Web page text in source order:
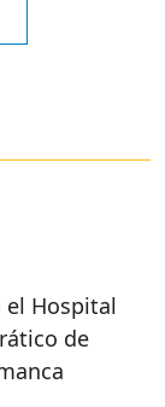
el Hospital
de